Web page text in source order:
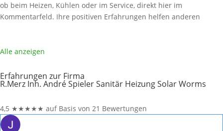
ob beim Heizen, Kühlen oder im Service, direkt hier im
Kommentarfeld. Ihre positiven Erfahrungen helfen anderen
und bleibenWeiterlesen …
Alle anzeigen
Erfahrungen zur Firma
R.Merz Inh. André Spieler Sanitär Heizung Solar Worms
4,5 ★★★★★ auf Basis von 21 Bewertungen